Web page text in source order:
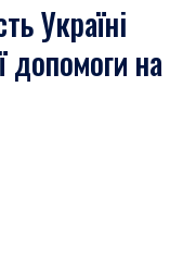
Україні
допомоги на